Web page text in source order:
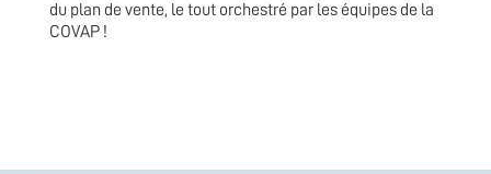
du plan de vente, le tout orchestré par les équipes de la
COVAP !